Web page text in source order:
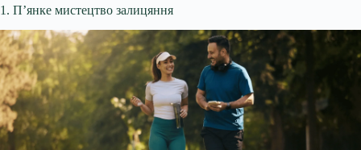
1. П’янке мистецтво залицяння